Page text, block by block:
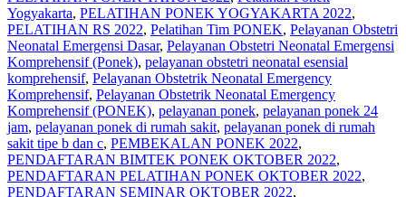
Yogyakarta, PELATIHAN PONEK YOGYAKARTA 2022,
PELATIHAN RS 2022, Pelatihan Tim PONEK, Pelayanan Obstetri
Neonatal Emergensi Dasar, Pelayanan Obstetri Neonatal Emergensi
Komprehensif (Ponek), pelayanan obstetri neonatal esensial
komprehensif, Pelayanan Obstetrik Neonatal Emergency
Komprehensif, Pelayanan Obstetrik Neonatal Emergency
Komprehensif (PONEK), pelayanan ponek, pelayanan ponek 24
jam, pelayanan ponek di rumah sakit, pelayanan ponek di rumah
sakit tipe b dan c, PEMBEKALAN PONEK 2022,
PENDAFTARAN BIMTEK PONEK OKTOBER 2022,
PENDAFTARAN PELATIHAN PONEK OKTOBER 2022,
PENDAFTARAN SEMINAR OKTOBER 2022,